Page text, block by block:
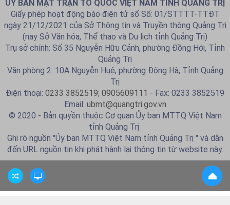
ỦY BAN MẶT TRẬN TỔ QUỐC VIỆT NAM TỈNH QUẢNG TRỊ
Giấy phép hoạt động báo điện tử số Số: 01/STTTT-TTĐT
ngày 21/12/2021 của Sở Thông tin và Truyền thông Quảng Trị
(nay Sở Văn hóa, Thể thao và Du lịch tỉnh Quảng Trị)
Trụ sở chính: Số 35 Nguyễn Hữu Cảnh, phường Đồng Hới, Tỉnh
Quảng Trị
Văn phòng 2: 10A Nguyễn Huệ, phường Đông Hà, Tỉnh Quảng
Trị
Điện thoại: 0233 3852519; 0905609111 - Fax: 0233 3852519
Email: ubmt@quangtri.gov.vn
© 2020 - Bản quyền thuộc Cơ quan Ủy ban MTTQ Việt Nam
tỉnh Quảng Trị
Ghi rõ nguồn "Ủy ban MTTQ Việt Nam tỉnh Quảng Trị " và dẫn
đến URL nguồn tin khi phát hành lại thông tin từ website này.